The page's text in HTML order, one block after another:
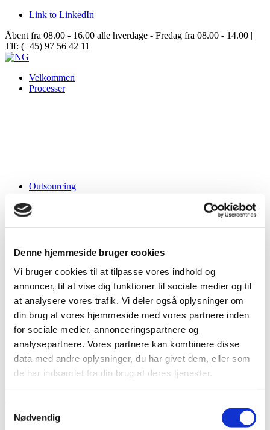
Denne hjemmeside bruger cookies
Vi bruger cookies til at tilpasse vores indhold og
annoncer, til at vise dig funktioner til sociale medier og til
at analysere vores trafik. Vi deler også oplysninger om
din brug af vores hjemmeside med vores partnere inden
for sociale medier, annonceringspartnere og
analysepartnere. Vores partnere kan kombinere disse
data med andre oplysninger, du har givet dem, eller som
de har indsamlet fra din brug af deres tjenester.
Nødvendig
Link to LinkedIn
Åbent fra 08.00 - 16.00 alle hverdage - Fredag fra 08.00 - 14.00 |
Tlf: (+45) 97 56 42 11
Velkommen
Processer
Outsourcing
Data Center Solutions
Om NG
Menu Menu